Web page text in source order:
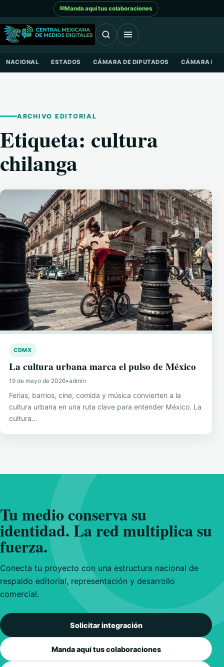
Saltar al contenido
✉Manda aquí tus colaboraciones
NACIONAL ESTADOS CÁMARA DE DIPUTADOS CÁMARA DE
ARCHIVO EDITORIAL
Etiqueta: cultura
chilanga
CDMX
La cultura urbana marca el pulso de México
19 de mayo de 2026•admin
Ferias, barrios, cine, comida y música convierten a la
cultura urbana en una ruta clave para entender México. La
cultura…
Tu medio conserva su
identidad. La red multiplica su
fuerza.
Conecta tu proyecto con una estructura nacional de
respaldo editorial, representación y desarrollo
comercial.
Solicitar integración
Manda aquí tus colaboraciones